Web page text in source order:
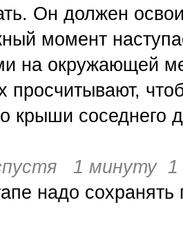
Он должен
момент
на окружающей
просчитывают,
крыши соседнего
1 минуту 1
надо